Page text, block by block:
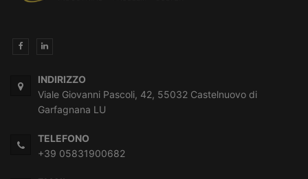
INDIRIZZO
Viale Giovanni Pascoli, 42, 55032 Castelnuovo di
Garfagnana LU
TELEFONO
+39 05831900682